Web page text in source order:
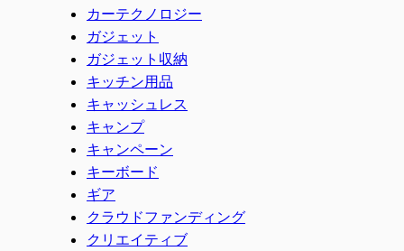
カーテクノロジー
ガジェット
ガジェット収納
キッチン用品
キャッシュレス
キャンプ
キャンペーン
キーボード
ギア
クラウドファンディング
クリエイティブ